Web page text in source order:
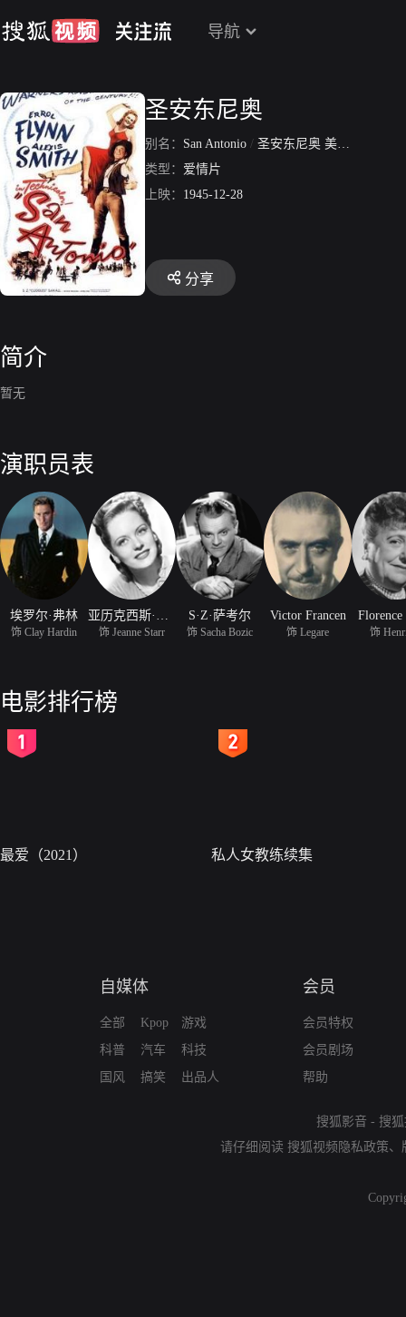
导航
圣安东尼奥
别名： San Antonio / 圣安东尼奥 美国版
类型： 爱情片
上映： 1945-12-28
分享
简介
暂无
演职员表
埃罗尔·弗林
饰 Clay Hardin 饰 Jeanne Starr
S·Z·萨考尔
饰 Sacha Bozic
Victor Francen
饰 Legare
Florence
饰
电影排行榜
最爱（2021） 私人女教练续集
自媒体
全部
科普
国风
Kpop
汽车
搞笑
游戏
科技
出品人
会员
会员特权
会员剧场
帮助
搜狐影音 - 搜
请仔细阅读 搜狐视频隐私政策、